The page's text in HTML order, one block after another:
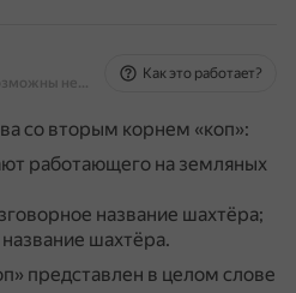
На основе источников, возможны неточности
Как это работает?
со вторым корнем «коп»:
работающего на земляных
название шахтёра;
шахтёра.
представлен в целом слове